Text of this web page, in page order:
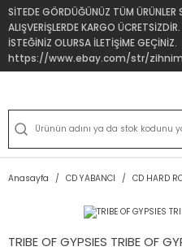
SİTEDE GÖRDÜĞÜNÜZ TÜM
ALIŞVERİŞLERDE KARGO
İSTEĞİNİZ OLURSA İLETİŞİME GEÇİNİZ.
https://www.ebay.com/str/
Anasayfa CD YABANCI CD HARD
TRIBE OF GYPSIES TRIBE OF